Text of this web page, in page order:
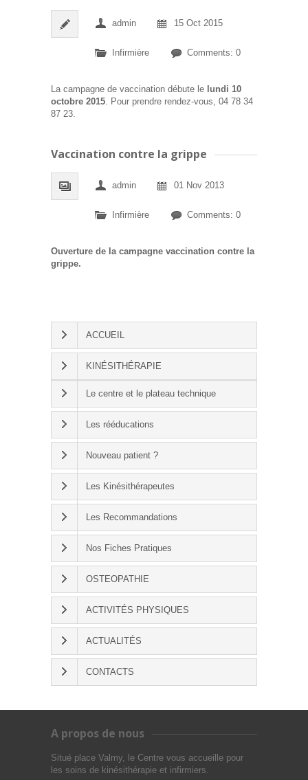
admin 15 Oct 2015
Infirmière Comments: 0
La campagne de vaccination débute le lundi 10
octobre 2015 . Pour prendre rendez-vous, 04 78 34
87 23.
Vaccination contre la grippe
admin 01 Nov 2013
Infirmière Comments: 0
Ouverture de la campagne vaccination contre la
grippe.
ACCUEIL
KINÉSITHÉRAPIE
Le centre et le plateau technique
Les rééducations
Nouveau patient ?
Les Kinésithérapeutes
Les Recommandations
Nos Fiches Pratiques
OSTEOPATHIE
ACTIVITÉS PHYSIQUES
ACTUALITÉS
CONTACTS
A propos de nous
Situé place Valmy, le Centre vous accueille pour
les soins de kinésithérapie et infirmiers.